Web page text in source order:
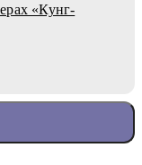
«Кунг-